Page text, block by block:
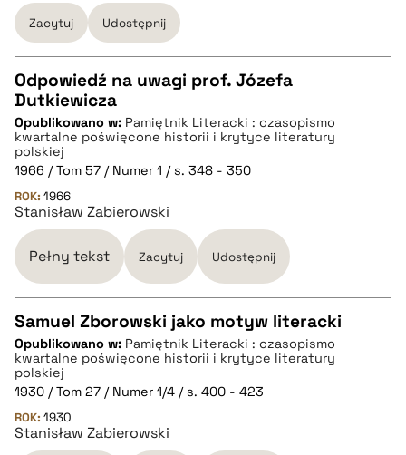
pobierz cytat
Zacytuj Udostępnij
CZYSTY TEKST
pobierz cytat
BIBTEX
pobierz cytat
Odpowiedź na uwagi prof. Józefa
Dutkiewicza
Opublikowano w: Pamiętnik Literacki : czasopismo
kwartalne poświęcone historii i krytyce literatury
polskiej
1966 / Tom 57 / Numer 1 / s. 348 - 350
ROK: 1966
Stanisław Zabierowski
Pełny tekst Zacytuj Udostępnij
CZYSTY TEKST
Samuel Zborowski jako motyw literacki
Opublikowano w: Pamiętnik Literacki : czasopismo
kwartalne poświęcone historii i krytyce literatury
polskiej
1930 / Tom 27 / Numer 1/4 / s. 400 - 423
ROK: 1930
Stanisław Zabierowski